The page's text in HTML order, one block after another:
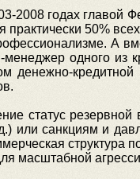
годах главой
50%
А
менеджер одного
кредитной
статус
или санкциям и
структура
масштабной